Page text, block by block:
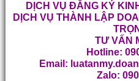
DỊCH VỤ ĐĂNG KÝ
DỊCH VỤ THÀNH LẬP
TƯ VẤN
Hotline:
Email:
Zalo: